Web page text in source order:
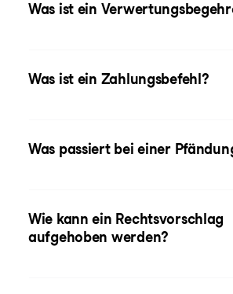
Was ist ein
Was ist ein Zahlungsbefehl?
Was passiert bei einer
Wie kann ein Rechtsvorschlag
aufgehoben werden?